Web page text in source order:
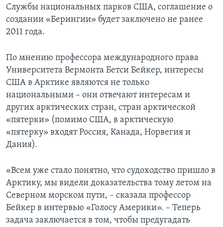
Службы национальных парков США, соглашение о
создании «Берингии» будет заключено не ранее
2011 года.
По мнению профессора международного права
Университета Вермонта Бетси Бейкер, интересы
США в Арктике являются не только
национальными – они отвечают интересам и
других арктических стран, стран арктической
«пятерки» (помимо США, в арктическую
«пятерку» входят Россия, Канада, Норвегия и
Дания).
«Всем уже стало понятно, что судоходство пришло в
Арктику, мы видели доказательства тому летом на
Северном морском пути, – сказала профессор
Бейкер в интервью «Голосу Америки». – Теперь
задача заключается в том, чтобы предугадать